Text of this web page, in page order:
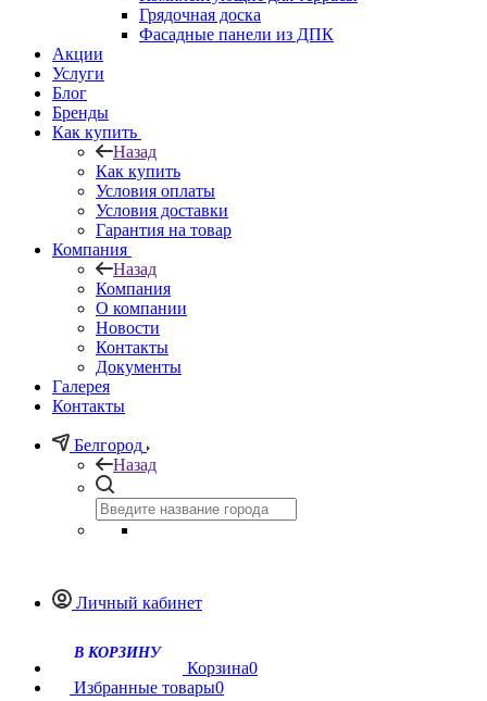
Грядочная доска
Фасадные панели из ДПК
Акции
Услуги
Блог
Бренды
Как купить
Назад
Как купить
Условия оплаты
Условия доставки
Гарантия на товар
Компания
Назад
Компания
О компании
Новости
Контакты
Документы
Галерея
Контакты
Белгород
Назад
Личный кабинет
Корзина0
Избранные товары0